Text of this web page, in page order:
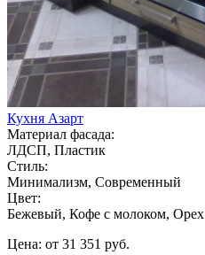
Кухня Азарт
Материал фасада:
ЛДСП, Пластик
Стиль:
Минимализм, Современный
Цвет:
Бежевый, Кофе с молоком, Орех
Цена: от 31 351 руб.